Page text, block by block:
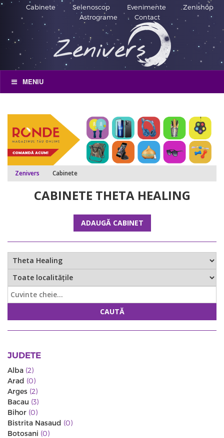
Cabinete Selenoscop Evenimente
Zenishop
Astrograme
Contact
MENIU
Zenivers Cabinete
CABINETE THETA HEALING
ADAUGĂ CABINET
CAUTĂ
JUDETE
Alba (2)
Arad (0)
Arges (2)
Bacau (3)
Bihor (0)
Bistrita Nasaud (0)
Botosani (0)